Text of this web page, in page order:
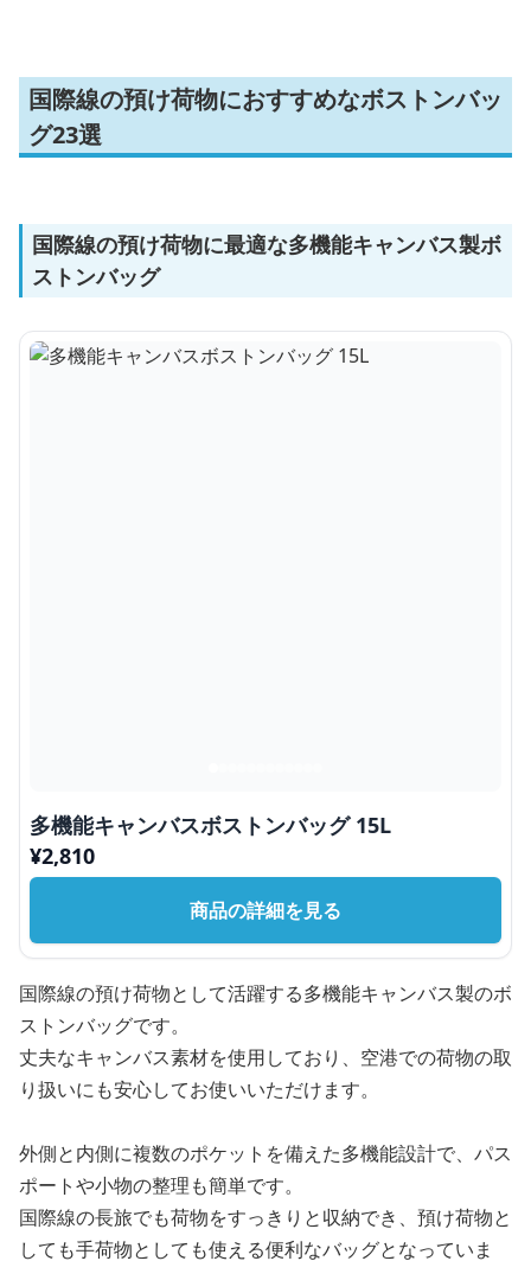
国際線の預け荷物におすすめなボストンバッ
グ23選
国際線の預け荷物に最適な多機能キャンバス製ボ
ストンバッグ
多機能キャンバスボストンバッグ 15L
¥2,810
商品の詳細を見る
国際線の預け荷物として活躍する多機能キャンバス製のボ
ストンバッグです。
丈夫なキャンバス素材を使用しており、空港での荷物の取
り扱いにも安心してお使いいただけます。
外側と内側に複数のポケットを備えた多機能設計で、パス
ポートや小物の整理も簡単です。
国際線の長旅でも荷物をすっきりと収納でき、預け荷物と
しても手荷物としても使える便利なバッグとなっていま